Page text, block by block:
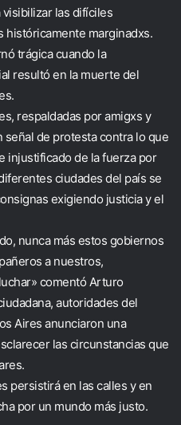
las difíciles
históricamente marginadxs.
trágica cuando la
resultó en la muerte del
respaldadas por amigxs y
señal de protesta contra lo que
injustificado de la fuerza por
ciudades del país se
exigiendo justicia y el
nunca más estos gobiernos
a nuestros,
comentó Arturo
autoridades del
Aires anunciaron una
las circunstancias que
persistirá en las calles y en
por un mundo más justo.